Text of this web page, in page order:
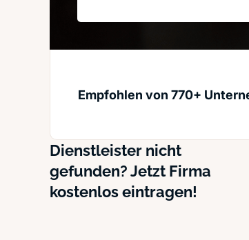
Empfohlen von 770+
Dienstleister nicht
gefunden? Jetzt Firma
kostenlos eintragen!